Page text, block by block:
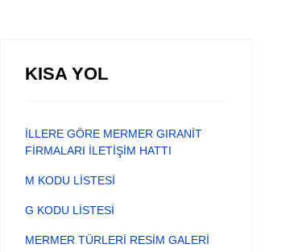
KISA YOL
İLLERE GÖRE MERMER GIRANİT
FİRMALARI İLETİŞİM HATTI
M KODU LİSTESİ
G KODU LİSTESİ
MERMER TÜRLERİ RESİM GALERİ